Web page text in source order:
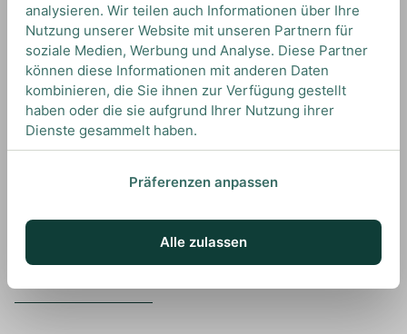
TIPS & TRICKS
HOW TO DRINK
Wir empfehlen diesen Sherry Pur zu genießen, als
erfrischenden Highball mit Tonic Water oder als
Zutat für spannende Cocktailkreationen.
analysieren. Wir teilen auch Informationen über Ihre
Nutzung unserer Website mit unseren Partnern für
soziale Medien, Werbung und Analyse. Diese Partner
können diese Informationen mit anderen Daten
kombinieren, die Sie ihnen zur Verfügung gestellt
haben oder die sie aufgrund Ihrer Nutzung ihrer
Dienste gesammelt haben.
Präferenzen anpassen
Alle zulassen